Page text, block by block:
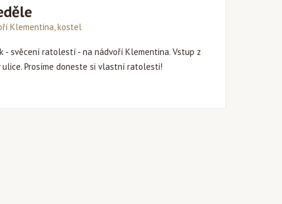
Klementina, kostel
- svěcení ratolestí - na nádvoří Klementina. Vstup z
Prosíme doneste si vlastní ratolesti!